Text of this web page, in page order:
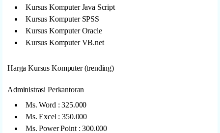
Kursus Komputer Java Script
Kursus Komputer SPSS
Kursus Komputer Oracle
Kursus Komputer VB.net
Harga Kursus Komputer (trending)
Administrasi Perkantoran
Ms. Word : 325.000
Ms. Excel : 350.000
Ms. Power Point : 300.000